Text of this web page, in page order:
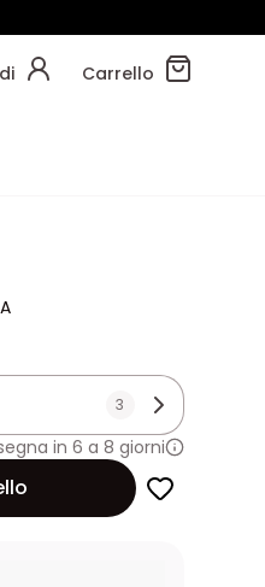
Carrello
3
in 6 a 8 giorni